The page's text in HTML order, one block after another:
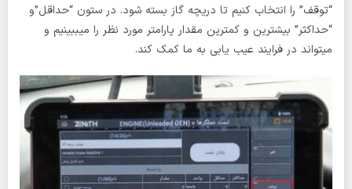
“توقف” را انتخاب کنیم تا دریچه گاز بسته شود. در ستون “حداقل”و
“حداکثر” بیشترین و کمترین مقدار پارامتر مورد نظر را میببینیم و
میتواند در فرایند عیب یابی به ما کمک کند.